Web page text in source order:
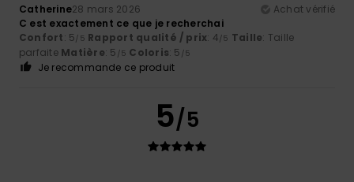
Catherine28 mars 2026
Achat vérifié
C est exactement ce que je recherchai
Confort: 5/5 Rapport qualité / prix: 4/5 Taille: Taille
parfaite Matière: 5 /5 Coloris: 5 /5
Je recommande ce produit
5/5